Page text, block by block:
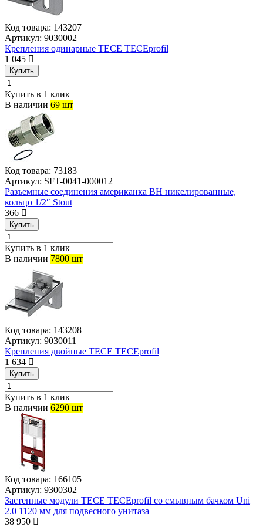
Код товара: 143207
Артикул: 9030002
Крепления одинарные TECE TECEprofil
1 045
Купить
Купить в 1 клик
В наличии 69 шт
Код товара: 73183
Артикул: SFT-0041-000012
Разъемные соединения американка ВН никелированные,
кольцо 1/2″ Stout
366
Купить
Купить в 1 клик
В наличии 7800 шт
Код товара: 143208
Артикул: 9030011
Крепления двойные TECE TECEprofil
1 634
Купить
Купить в 1 клик
В наличии 6290 шт
Код товара: 166105
Артикул: 9300302
Застенные модули TECE TECEprofil со смывным бачком Uni
2.0 1120 мм для подвесного унитаза
38 950